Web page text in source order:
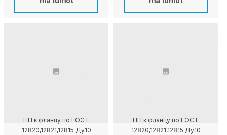
ПП к фланцу по ГОСТ
12820,12821,12815 Ду10
ПП к фланцу по ГОСТ
12820,12821,12815 Ду10